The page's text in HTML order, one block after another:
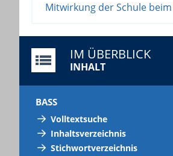
Mitwirkung der Schule
IM ÜBERBLICK
INHALT
BASS
Volltextsuche
Inhaltsverzeichnis
Stichwortverzeichnis